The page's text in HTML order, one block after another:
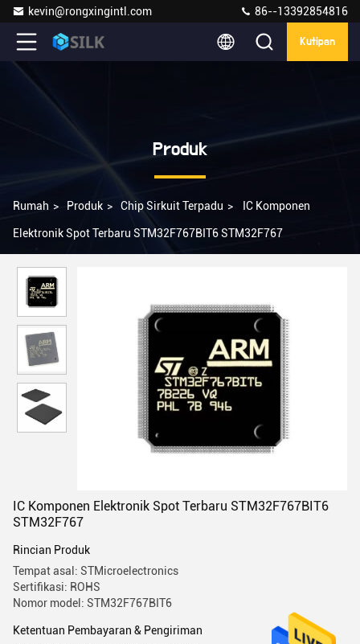
kevin@rongxingintl.com 86--13392854816
Kutipan
Produk
Rumah > Produk > Chip Sirkuit Terpadu > IC Komponen
Elektronik Spot Terbaru STM32F767BIT6 STM32F767
IC Komponen Elektronik Spot Terbaru STM32F767BIT6
STM32F767
Rincian Produk
Tempat asal: STMicroelectronics
Sertifikasi: ROHS
Nomor model: STM32F767BIT6
Ketentuan Pembayaran & Pengiriman